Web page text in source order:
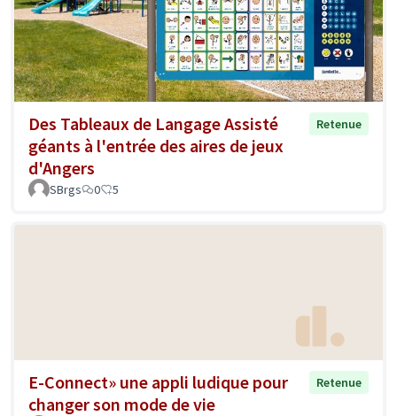
Des Tableaux de Langage Assisté
géants à l'entrée des aires de jeux
d'Angers
Retenue
SBrgs 0 5
E-Connect» une appli ludique pour
changer son mode de vie
Retenue